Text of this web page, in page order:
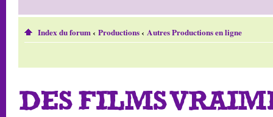
Index du forum‹ Productions‹ Autres Productions en ligne
DES FILMS